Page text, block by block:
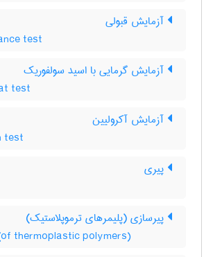
آزمایش قبولی
test
آزمایش گرمایی با اسید سولفوریک
test
آزمایش آکرولیین
test
پیری
پیرسازی (پلیمرهای ترموپلاستیک)
thermoplastic polymers)